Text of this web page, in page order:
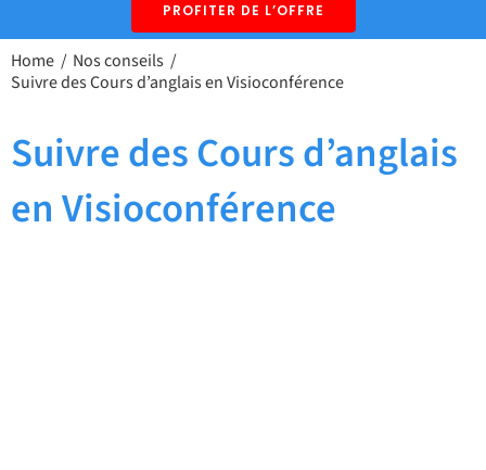
PROFITER DE L’OFFRE
Home
Nos conseils
Suivre des Cours d’anglais en Visioconférence
Suivre des Cours d’anglais
en Visioconférence